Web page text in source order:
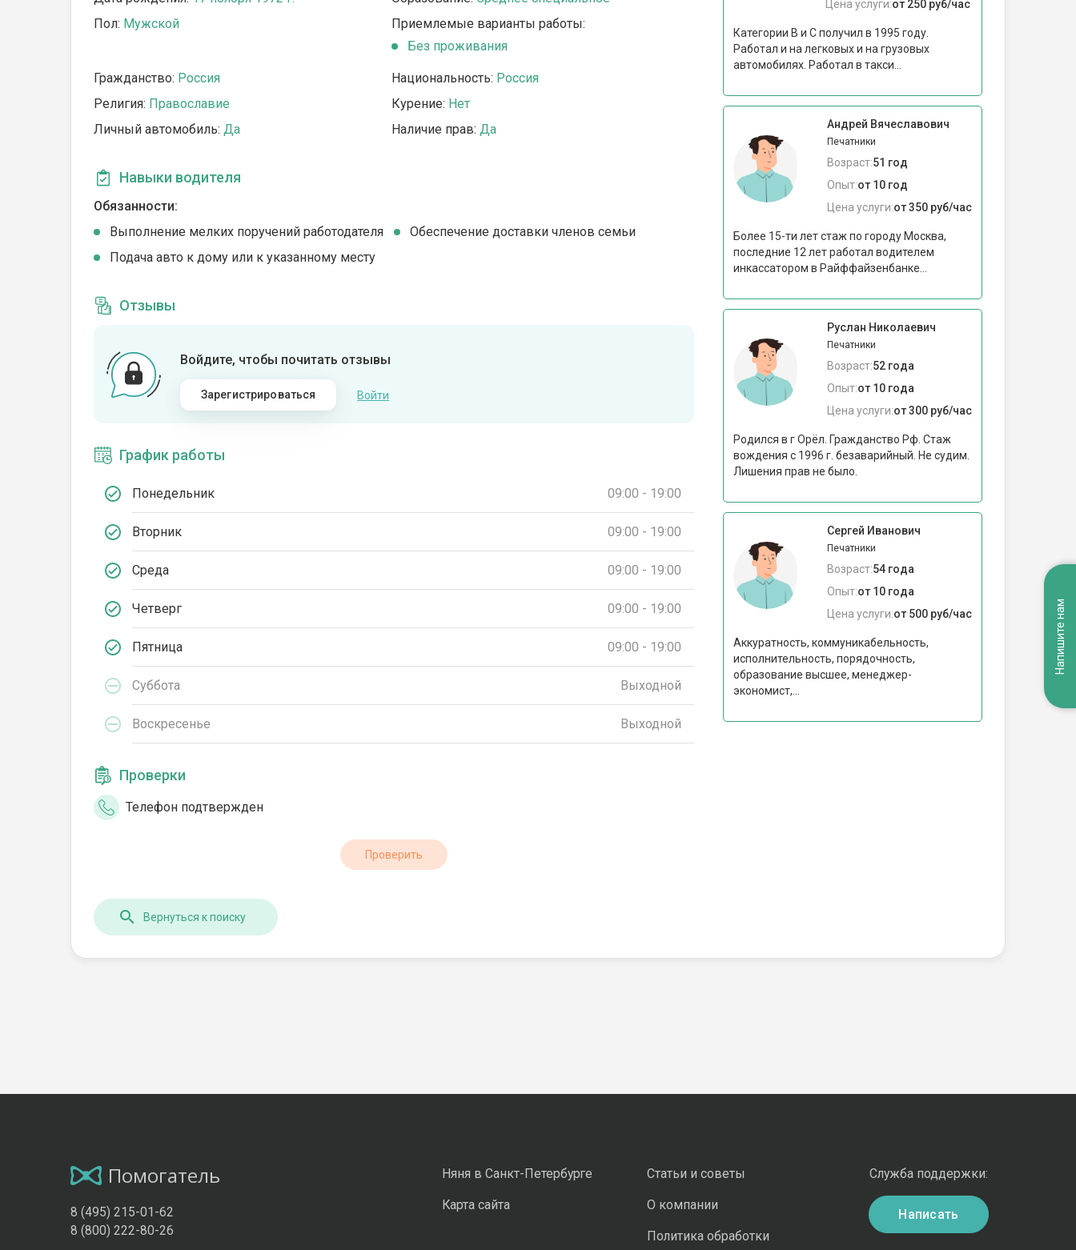
Пол: Мужской
Приемлемые варианты работы:
Без проживания
Гражданство: Россия Национальность: Россия
Религия: Православие Курение: Нет
Личный автомобиль: Да Наличие прав: Да
Навыки водителя
Обязанности:
Выполнение мелких поручений работодателя
Обеспечение доставки членов семьи
Подача авто к дому или к указанному месту
Отзывы
Войдите, чтобы почитать отзывы
Зарегистрироваться Войти
График работы
Понедельник 09:00 - 19:00
Вторник 09:00 - 19:00
Среда 09:00 - 19:00
Четверг 09:00 - 19:00
Пятница 09:00 - 19:00
Суббота Выходной
Воскресенье Выходной
Проверки
Телефон подтвержден
Проверить
Цена услуги:от 250 руб/час
Категории В и С получил в 1995 году.
Работал и на легковых и на грузовых
автомобилях. Работал в такси...
Андрей Вячеславович
Печатники
Возраст:51 год
Опыт:от 10 год
Цена услуги:от 350 руб/час
Более 15-ти лет стаж по городу Москва,
последние 12 лет работал водителем
инкассатором в Райффайзенбанке...
Руслан Николаевич
Печатники
Возраст:52 года
Опыт:от 10 года
Цена услуги:от 300 руб/час
Родился в г Орёл. Гражданство Рф. Стаж
вождения с 1996 г. безаварийный. Не судим.
Лишения прав не было.
Сергей Иванович
Печатники
Возраст:54 года
Опыт:от 10 года
Цена услуги:от 500 руб/час
Аккуратность, коммуникабельность,
исполнительность, порядочность,
образование высшее, менеджер-
экономист,...
Вернуться к поиску
Помогатель
8 (495) 215-01-62
8 (800) 222-80-26
Няня в Санкт-Петербурге
Карта сайта
Статьи и советы
О компании
Политика обработки
Служба поддержки:
Написать
Напишите нам